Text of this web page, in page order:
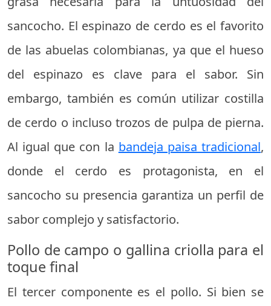
sancocho. El espinazo de cerdo es el favorito
de las abuelas colombianas, ya que el hueso
del espinazo es clave para el sabor. Sin
embargo, también es común utilizar costilla
de cerdo o incluso trozos de pulpa de pierna.
Al igual que con la bandeja paisa tradicional,
donde el cerdo es protagonista, en el
sancocho su presencia garantiza un perfil de
sabor complejo y satisfactorio.
Pollo de campo o gallina criolla para el
toque final
El tercer componente es el pollo. Si bien se